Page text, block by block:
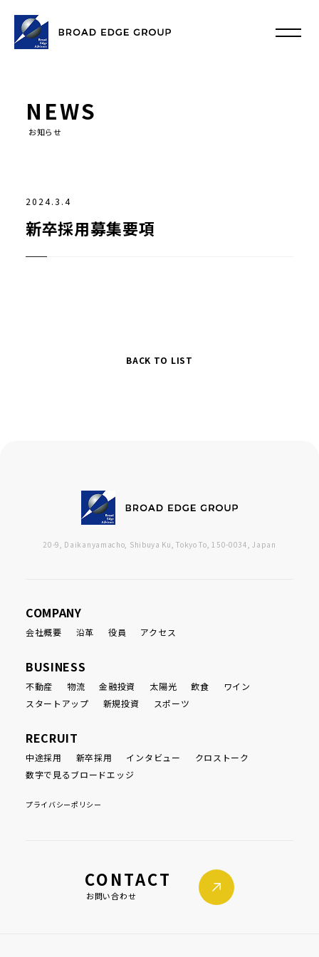
NEWS
お知らせ
2024.3.4
新卒採用募集要項
BACK TO LIST
20-9, Daikanyamacho, Shibuya Ku, Tokyo To, 150-0034, Japan
COMPANY
会社概要 沿革 役員 アクセス
BUSINESS
不動産 物流 金融投資 太陽光 飲食
ワイン
スタートアップ
新規投資 スポーツ
RECRUIT
中途採用 新卒採用 インタビュー
クロストーク
数字で見るブロードエッジ
プライバシーポリシー
CONTACT
お問い合わせ